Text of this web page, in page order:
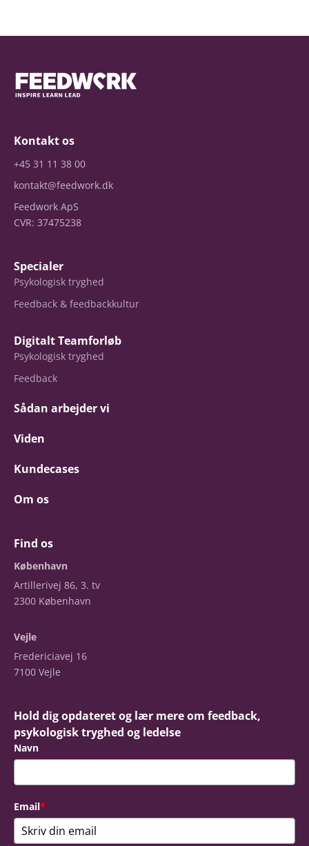
Kontakt os
+45 31 11 38 00
kontakt@feedwork.dk
Feedwork ApS
CVR: 37475238
Specialer
Psykologisk tryghed
Feedback & feedbackkultur
Digitalt Teamforløb
Psykologisk tryghed
Feedback
Sådan arbejder vi
Viden
Kundecases
Om os
Find os
København
Artillerivej 86, 3. tv
2300 København
Vejle
Fredericiavej 16
7100 Vejle
Hold dig opdateret og lær mere om feedback,
psykologisk tryghed og ledelse
Navn
Email*